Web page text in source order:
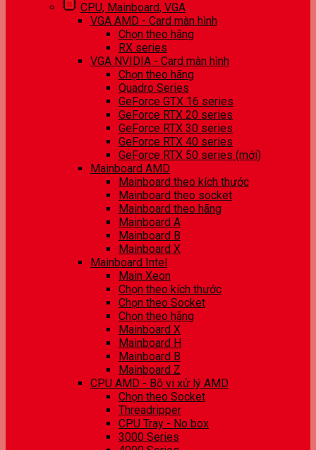
CPU, Mainboard, VGA
VGA AMD - Card màn hình
Chọn theo hãng
RX series
VGA NVIDIA - Card màn hình
Chọn theo hãng
Quadro Series
GeForce GTX 16 series
GeForce RTX 20 series
GeForce RTX 30 series
GeForce RTX 40 series
GeForce RTX 50 series (mới)
Mainboard AMD
Mainboard theo kích thước
Mainboard theo socket
Mainboard theo hãng
Mainboard A
Mainboard B
Mainboard X
Mainboard Intel
Main Xeon
Chọn theo kích thước
Chọn theo Socket
Chọn theo hãng
Mainboard X
Mainboard H
Mainboard B
Mainboard Z
CPU AMD - Bộ vi xử lý AMD
Chọn theo Socket
Threadripper
CPU Tray - No box
3000 Series